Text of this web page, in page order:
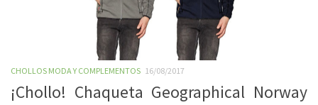
CHOLLOS MODA Y COMPLEMENTOS 16/08/2017
¡Chollo! Chaqueta Geographical Norway